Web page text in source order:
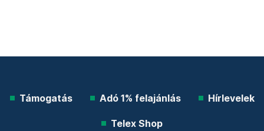
Támogatás Adó 1% felajánlás Hírlevelek
Telex Shop